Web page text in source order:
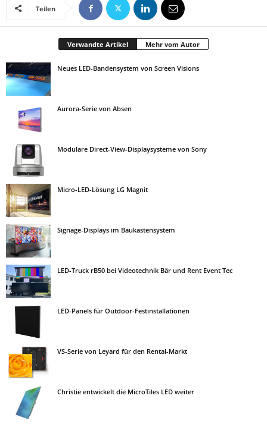
Teilen
Verwandte Artikel Mehr vom Autor
Neues LED-Bandensystem von Screen Visions
Aurora-Serie von Absen
Modulare Direct-View-Displaysysteme von Sony
Micro-LED-Lösung LG Magnit
Signage-Displays im Baukastensystem
LED-Truck rB50 bei Videotechnik Bär und Rent Event Tec
LED-Panels für Outdoor-Festinstallationen
VS-Serie von Leyard für den Rental-Markt
Christie entwickelt die MicroTiles LED weiter